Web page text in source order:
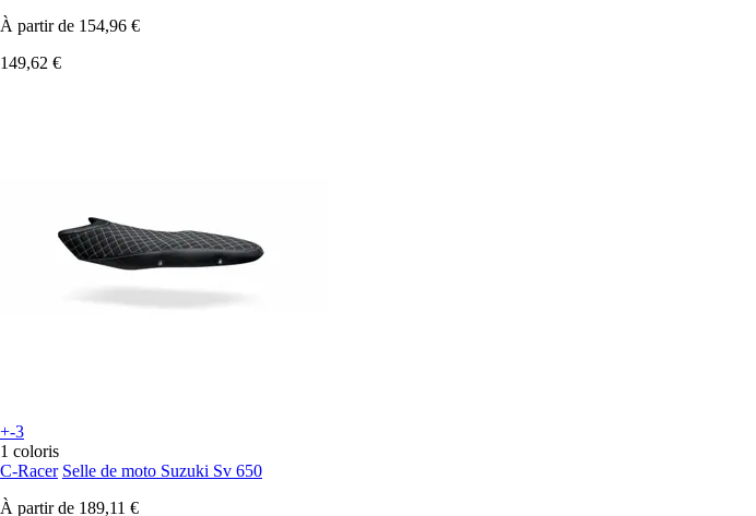
À partir de 154,96 €
149,62 €
+-3
1 coloris
C-Racer Selle de moto Suzuki Sv 650
À partir de 189,11 €